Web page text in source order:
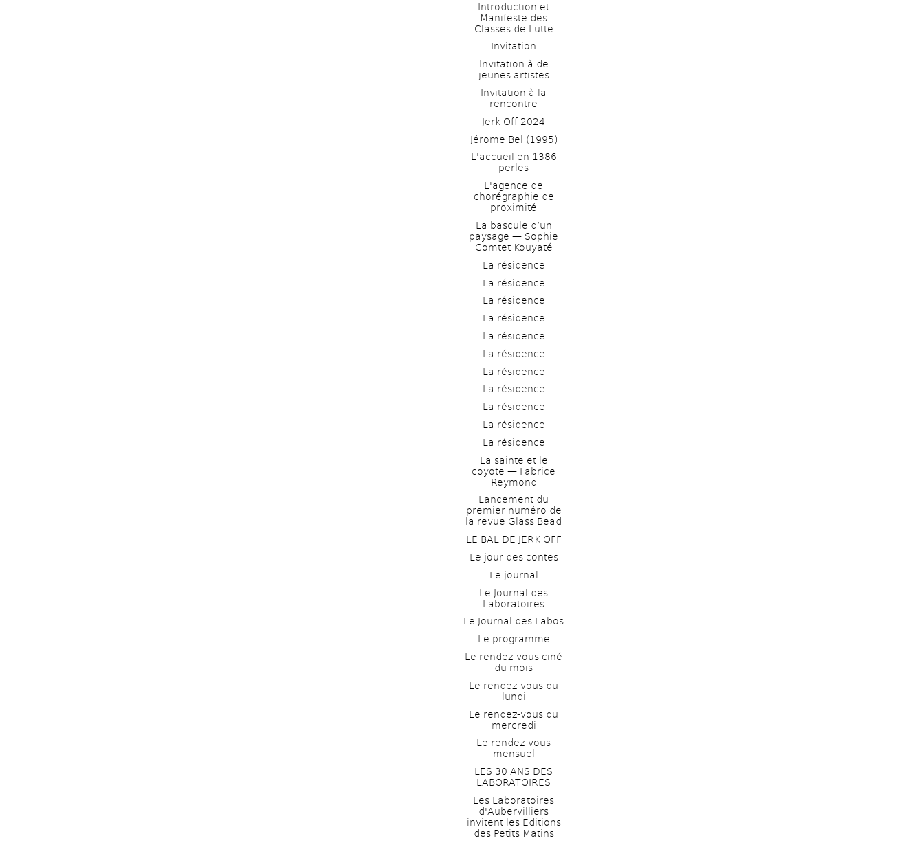
Introduction et
Manifeste des
Classes de Lutte
Invitation
Invitation à de
jeunes artistes
Invitation à la
rencontre
Jerk Off 2024
Jérome Bel (1995)
L'accueil en 1386
perles
L'agence de
chorégraphie de
proximité
La bascule d’un
paysage — Sophie
Comtet Kouyaté
La résidence
La résidence
La résidence
La résidence
La résidence
La résidence
La résidence
La résidence
La résidence
La résidence
La résidence
La sainte et le
coyote — Fabrice
Reymond
Lancement du
premier numéro de
la revue Glass Bead
LE BAL DE JERK OFF
Le jour des contes
Le journal
Le Journal des
Laboratoires
Le Journal des Labos
Le programme
Le rendez-vous ciné
du mois
Le rendez-vous du
lundi
Le rendez-vous du
mercredi
Le rendez-vous
mensuel
LES 30 ANS DES
LABORATOIRES
Les Laboratoires
d'Aubervilliers
invitent les Editions
des Petits Matins